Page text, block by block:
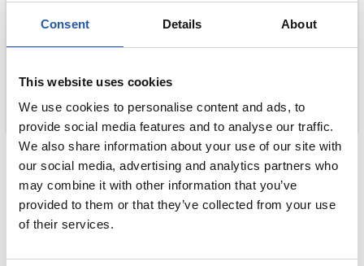
Consent Details About
This website uses cookies
We use cookies to personalise content and ads, to
provide social media features and to analyse our traffic.
We also share information about your use of our site with
our social media, advertising and analytics partners who
may combine it with other information that you’ve
provided to them or that they’ve collected from your use
of their services.
8,00 €
PELOTA MASCOTA